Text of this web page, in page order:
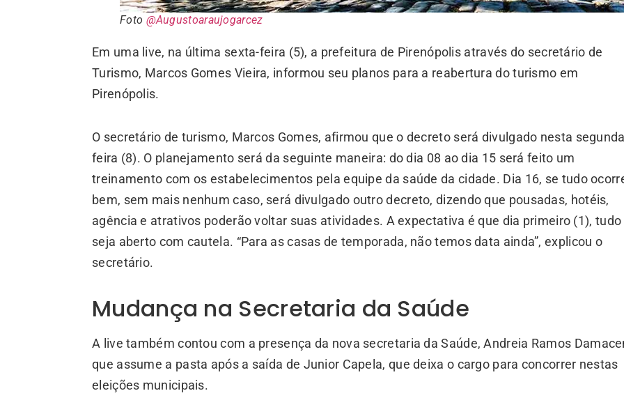
Foto @Augustoaraujogarcez
Em uma live, na última sexta-feira (5), a prefeitura de Pirenópolis através do secretário de
Turismo, Marcos Gomes Vieira, informou seu planos para a reabertura do turismo em
Pirenópolis.
O secretário de turismo, Marcos Gomes, afirmou que o decreto será divulgado nesta
feira (8). O planejamento será da seguinte maneira: do dia 08 ao dia 15 será feito um
treinamento com os estabelecimentos pela equipe da saúde da cidade. Dia 16, se tudo
bem, sem mais nenhum caso, será divulgado outro decreto, dizendo que pousadas, hotéis,
agência e atrativos poderão voltar suas atividades. A expectativa é que dia primeiro (1), tudo
seja aberto com cautela. “Para as casas de temporada, não temos data ainda”, explicou o
secretário.
Mudança na Secretaria da Saúde
A live também contou com a presença da nova secretaria da Saúde, Andreia Ramos
que assume a pasta após a saída de Junior Capela, que deixa o cargo para concorrer nestas
eleições municipais.